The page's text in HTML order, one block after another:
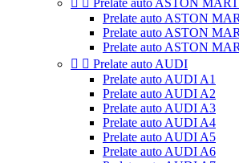
  Prelate auto ASTON
Prelate auto ASTON
Prelate auto ASTON
Prelate auto ASTON
  Prelate auto AUDI
Prelate auto AUDI A1
Prelate auto AUDI A2
Prelate auto AUDI A3
Prelate auto AUDI A4
Prelate auto AUDI A5
Prelate auto AUDI A6